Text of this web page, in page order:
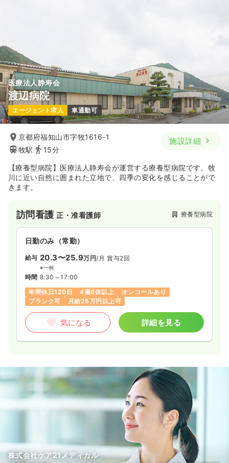
医療法人静寿会
渡辺病院
エージェント求人 車通勤可
京都府福知山市字牧1616-1
牧駅
15分
施設詳細
【療養型病院】医療法人静寿会が運営する療養型病院です。牧
川に近い自然に囲まれた立地で、四季の変化を感じることがで
きます。
訪問看護正・准看護師 療養型病院
日勤のみ（常勤）
給与 20.3〜25.9万円/月 賞与2回
※一例
時間 8:30～17:00
年間休日120日
4週8休以上
オンコールあり
ブランク可
月給25万円以上可
気になる 詳細を見る
株式会社ケア21メディカル